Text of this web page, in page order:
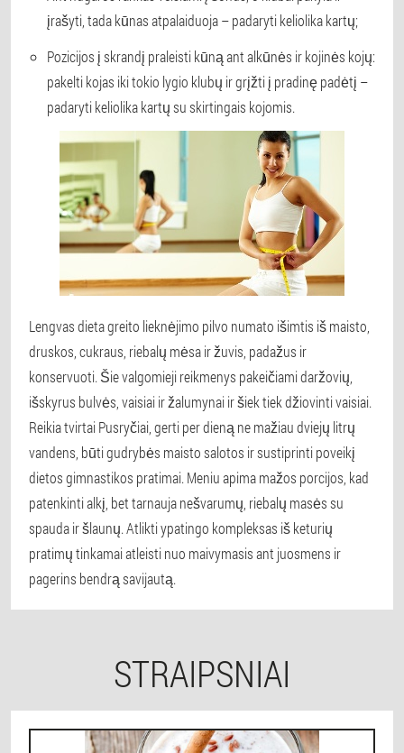
įrašyti, tada kūnas atpalaiduoja – padaryti keliolika kartų;
Pozicijos į skrandį praleisti kūną ant alkūnės ir kojinės kojų:
pakelti kojas iki tokio lygio klubų ir grįžti į pradinę padėtį –
padaryti keliolika kartų su skirtingais kojomis.
Lengvas dieta greito lieknėjimo pilvo numato išimtis iš maisto,
druskos, cukraus, riebalų mėsa ir žuvis, padažus ir
konservuoti. Šie valgomieji reikmenys pakeičiami daržovių,
išskyrus bulvės, vaisiai ir žalumynai ir šiek tiek džiovinti vaisiai.
Reikia tvirtai Pusryčiai, gerti per dieną ne mažiau dviejų litrų
vandens, būti gudrybės maisto salotos ir sustiprinti poveikį
dietos gimnastikos pratimai. Meniu apima mažos porcijos, kad
patenkinti alkį, bet tarnauja nešvarumų, riebalų masės su
spauda ir šlaunų. Atlikti ypatingo kompleksas iš keturių
pratimų tinkamai atleisti nuo maivymasis ant juosmens ir
pagerins bendrą savijautą.
STRAIPSNIAI